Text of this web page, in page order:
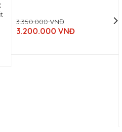
3.350.000VNĐ
Original
price
3.200.000 VNĐ